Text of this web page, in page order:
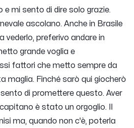
e mi sento di dire solo grazie.
ascolano. Anche in Brasile
vederlo, preferivo andare in
grande voglia e
fattori che metto sempre da
maglia. Finché sarò qui giocherò
di promettere questo. Aver
è stato un orgoglio. Il
ma, quando non c'è, poterla